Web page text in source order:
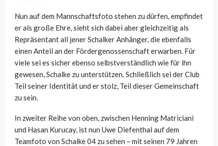
Nun auf dem Mannschaftsfoto stehen zu dürfen, empfindet
er als große Ehre, sieht sich dabei aber gleichzeitig als
Repräsentant all jener Schalker Anhänger, die ebenfalls
einen Anteil an der Fördergenossenschaft erwarben. Für
viele sei es sicher ebenso selbstverständlich wie für ihn
gewesen, Schalke zu unterstützen. Schließlich sei der Club
Teil seiner Identität und er stolz, Teil dieser Gemeinschaft
zu sein.
In zweiter Reihe von oben, zwischen Henning Matriciani
und Hasan Kurucay, ist nun Uwe Diefenthal auf dem
Teamfoto von Schalke 04 zu sehen – mit seinen 79 Jahren